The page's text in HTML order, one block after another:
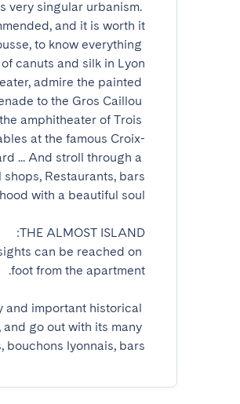
very singular urbanism.
to know everything
admire the painted
to the Gros Caillou
amphitheater of Trois
at the famous Croix-
... And stroll through a
can be reached on
and important historical
go out with its many
lyonnais, bars ...